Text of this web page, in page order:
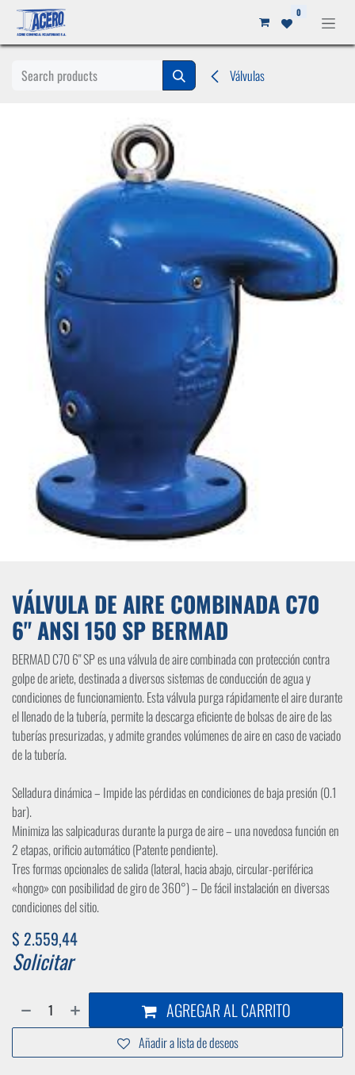
Ir al contenido 0
Válvulas
VÁLVULA DE AIRE COMBINADA C70
6" ANSI 150 SP BERMAD
BERMAD C70 6" SP es una válvula de aire combinada con protección contra
golpe de ariete, destinada a diversos sistemas de conducción de agua y
condiciones de funcionamiento. Esta válvula purga rápidamente el aire durante
el llenado de la tubería, permite la descarga eficiente de bolsas de aire de las
tuberías presurizadas, y admite grandes volúmenes de aire en caso de vaciado
de la tubería.
Selladura dinámica – Impide las pérdidas en condiciones de baja presión (0.1
bar).
Minimiza las salpicaduras durante la purga de aire – una novedosa función en
2 etapas, orificio automático (Patente pendiente).
Tres formas opcionales de salida (lateral, hacia abajo, circular-periférica
«hongo» con posibilidad de giro de 360°) – De fácil instalación en diversas
condiciones del sitio.
$ 2.559,44
Solicitar
AGREGAR AL CARRITO
Añadir a lista de deseos